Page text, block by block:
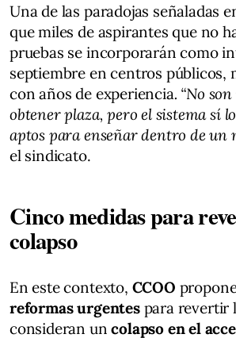
Una de las paradojas señaladas
que miles de aspirantes que no
pruebas se incorporarán como
septiembre en centros públicos,
con años de experiencia. “No
obtener plaza, pero el sistema sí
aptos para enseñar dentro de un
el sindicato.
Cinco medidas para
colapso
En este contexto, CCOO
reformas urgentespara revertir
consideran uncolapso en el